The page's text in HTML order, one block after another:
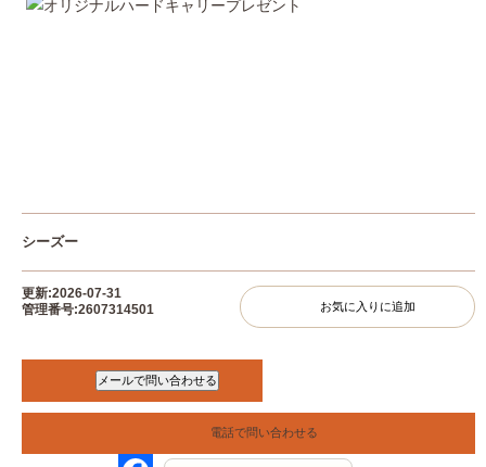
シーズー
更新:2026-07-31
管理番号:2607314501
お気に入りに追加
電話で問い合わせる